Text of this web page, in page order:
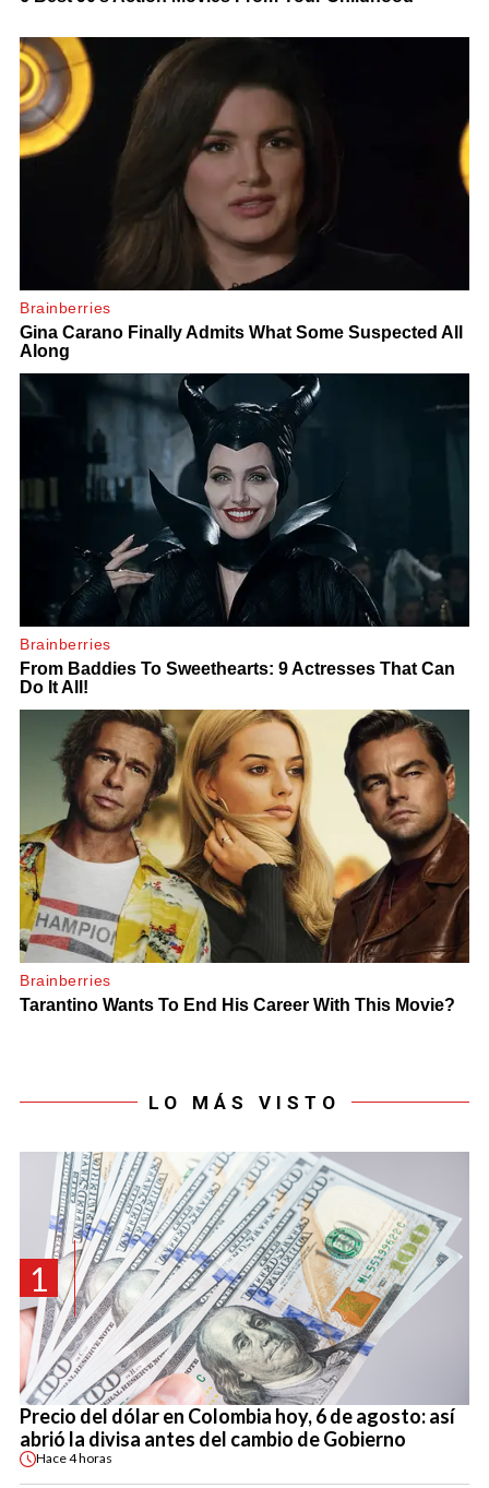
LO MÁS VISTO
1
Precio del dólar en Colombia hoy, 6 de agosto: así
abrió la divisa antes del cambio de Gobierno
Hace4 horas